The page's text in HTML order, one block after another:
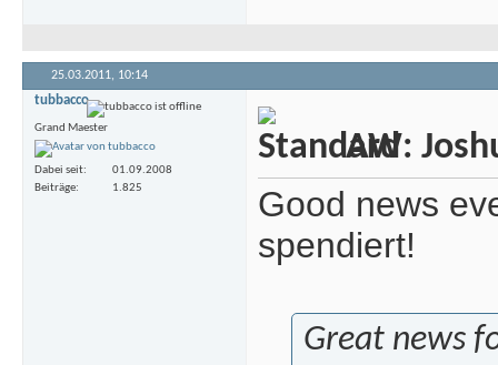
25.03.2011, 10:14
tubbacco
Grand Maester
Dabei seit
01.09.2008
Beiträge
1.825
AW:
Good news
spendiert!
Great news